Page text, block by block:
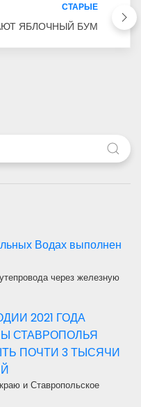
СТАРЫЕ
ЯБЛОЧНЫЙ БУМ
Водах выполнен
через железную
2021 ГОДА
СТАВРОПОЛЬЯ
ПОЧТИ 3 ТЫСЯЧИ
и Ставропольское